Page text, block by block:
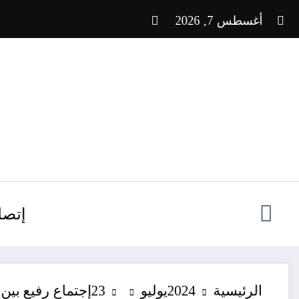
التجاوز
أغسطس 7, 2026
الرئيسية 2024يوليو 23 إجتماع رفيع بين سوناطراك